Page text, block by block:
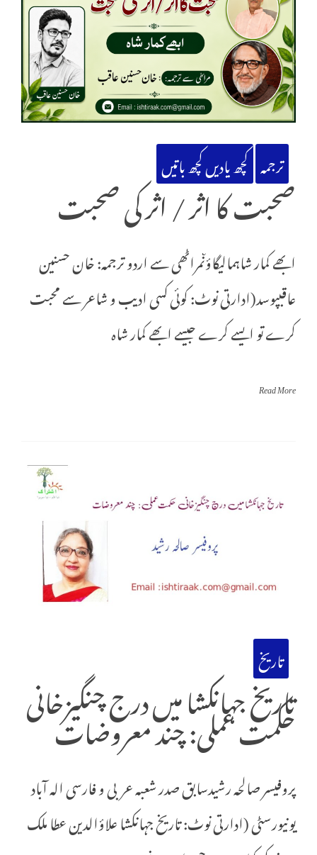
ترجمہ کچھ یادیں کچھ باتیں
صحبت کا اثر / اثر کی صحبت
ابھے کمار شاہمالیگاؤںمراٹھی سے اردو ترجمہ: خان حسنین
عاقبپوسد(ادارتی نوٹ: کوئی کسی ادیب و شاعر سے محبت
کرے تو ایسے کرے جیسے ابھے کمار شاہ
Read More
تاریخ
تاریخ جہانکشا میں درج چنگیزخانی
حکمت عملی: چند معروضات
پروفیسر صالحہ رشیدسابق صدر شعبہ عربی و فارسی الہ آباد
یونیورسٹی (ادارتی نوٹ: تاریخ جہانکشا علاؤالدین عطا ملک